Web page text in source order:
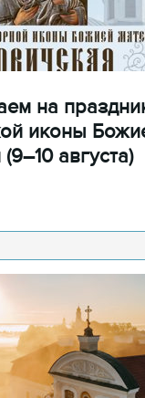
на
иконы
августа)